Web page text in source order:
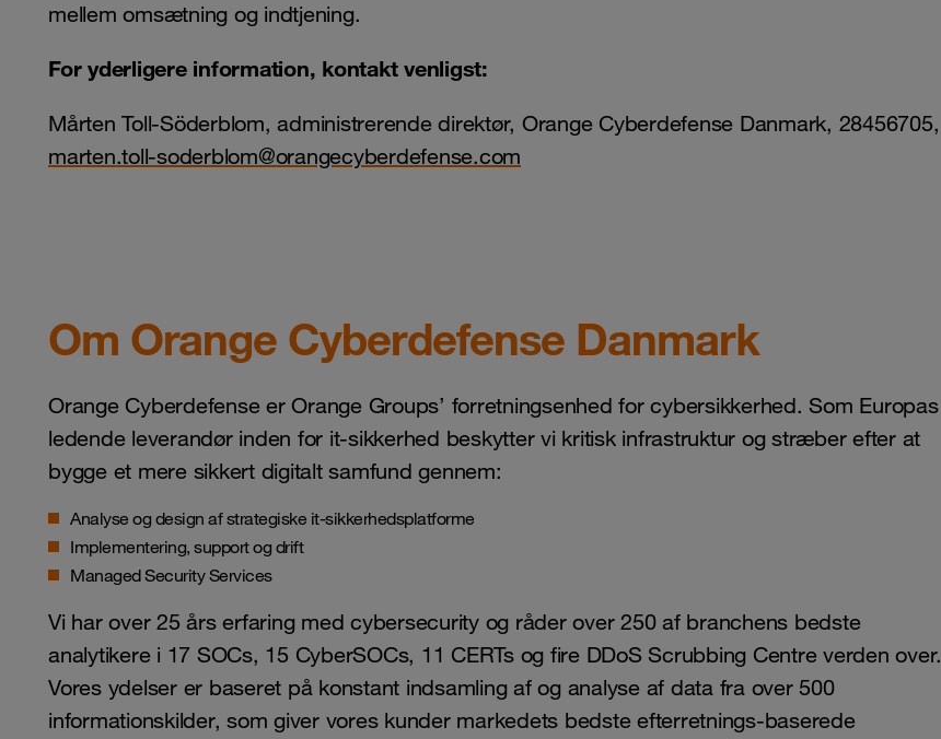
mellem omsætning og indtjening.
For yderligere information, kontakt venligst:
Mårten Toll-Söderblom, administrerende direktør, Orange Cyberdefense Danmark, 28456705,
marten.toll-soderblom@orangecyberdefense.com
Om Orange Cyberdefense Danmark
Orange Cyberdefense er Orange Groups’ forretningsenhed for cybersikkerhed. Som Europas
ledende leverandør inden for it-sikkerhed beskytter vi kritisk infrastruktur og stræber efter at
bygge et mere sikkert digitalt samfund gennem:
Analyse og design af strategiske it-sikkerhedsplatforme
Implementering, support og drift
Managed Security Services
Vi har over 25 års erfaring med cybersecurity og råder over 250 af branchens bedste
analytikere i 17 SOCs, 15 CyberSOCs, 11 CERTs og fire DDoS Scrubbing Centre verden over.
Vores ydelser er baseret på konstant indsamling af og analyse af data fra over 500
informationskilder, som giver vores kunder markedets bedste efterretnings-baserede